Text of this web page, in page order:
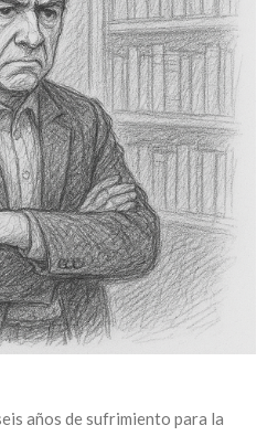
años de sufrimiento para la